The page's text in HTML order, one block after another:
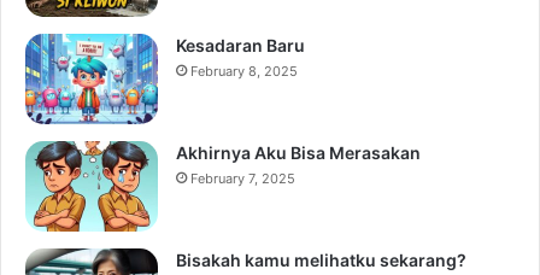
Kesadaran Baru
February 8, 2025
Akhirnya Aku Bisa Merasakan
February 7, 2025
Bisakah kamu melihatku sekarang?